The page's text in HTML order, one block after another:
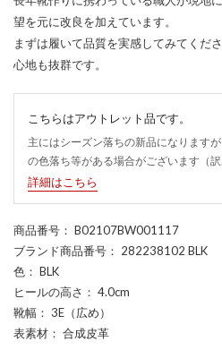
望を元に改良を加えています。
まずは履いて品質を実感してみてくだ
心地も抜群です。
こちらはアウトレット品です。
主にはシーズン落ちの新品になります
の色落ち等がある場合がございます（訳
詳細はこちら
商品番号 ： B02107BW001117
ブランド商品番号 ： 282238102 BLK
色 ： BLK
ヒールの高さ ： 4.0cm
靴幅 ： 3E（広め）
表素材 ： 合成皮革